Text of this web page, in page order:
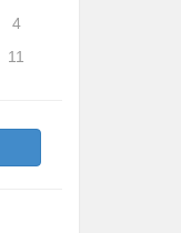
4
11